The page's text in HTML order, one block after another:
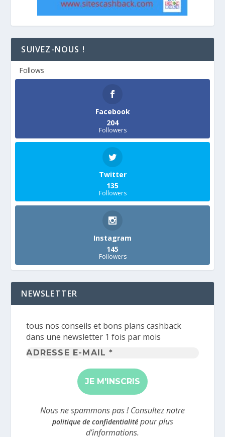
SUIVEZ-NOUS !
Follows
Facebook
204
Followers
Twitter
135
Followers
Instagram
145
Followers
NEWSLETTER
tous nos conseils et bons plans cashback
dans une newsletter 1 fois par mois
Adresse
mail
*
Nous ne spammons pas ! Consultez notre
politique de confidentialitépour plus
d’informations.